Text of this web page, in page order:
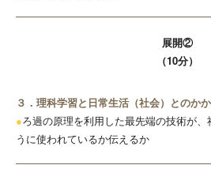
展開②
（10分）
３．理科学習と日常生活（社会）とのか
●ろ過の原理を利用した最先端の技術が
うに使われているか伝えるか